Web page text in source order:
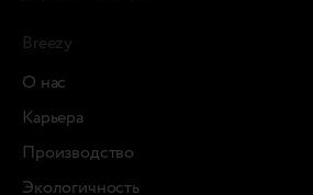
Breezy
О нас
Карьера
Производство
Экологичность